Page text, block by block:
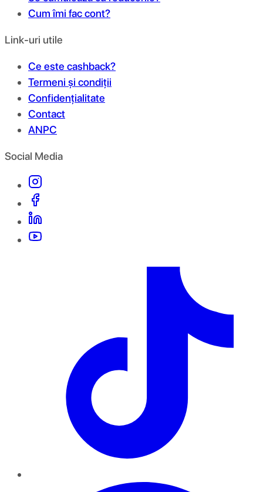
Cum îmi fac cont?
Link-uri utile
Ce este cashback?
Termeni și condiții
Confidențialitate
Contact
ANPC
Social Media